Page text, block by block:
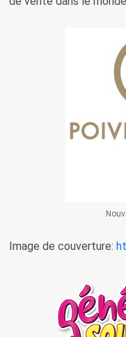
Image de couverture: